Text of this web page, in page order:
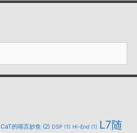
CaT的喵言妙鱼 (2) DSP (1) Hi-End (1) L7随